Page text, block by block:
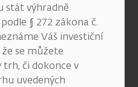
stát výhradně
§ 272 zákona č.
Váš investiční
se můžete
či dokonce v
uvedených